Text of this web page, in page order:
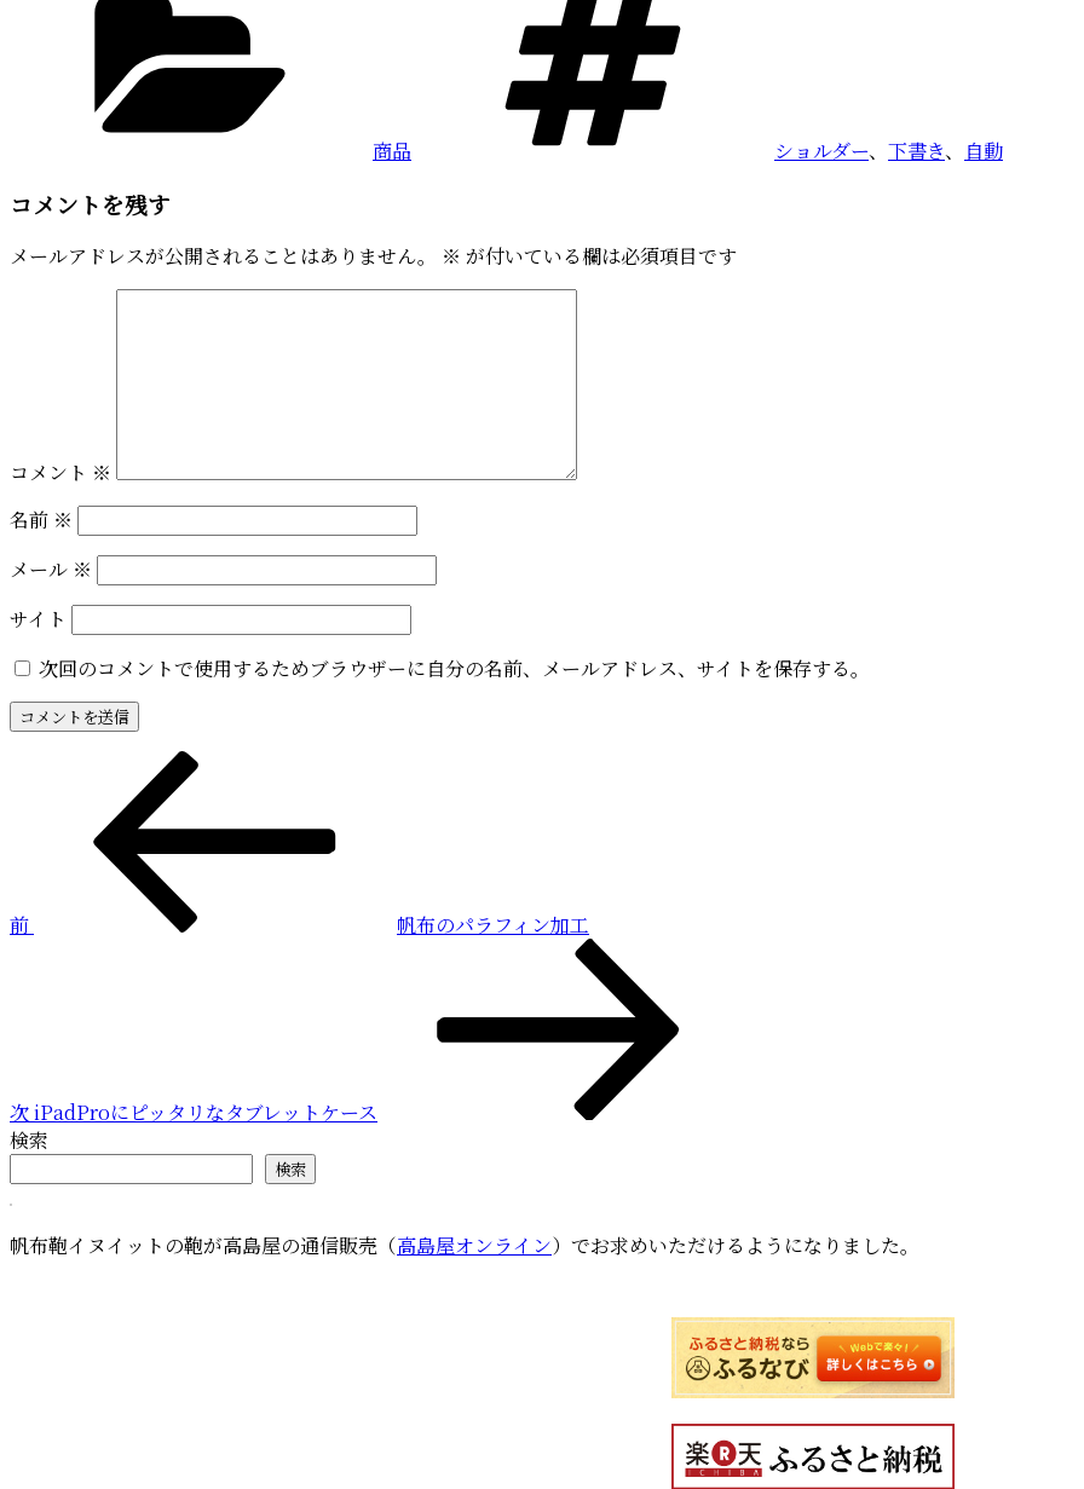
商品
ショルダー、 下書き、 自動
コメントを残す
メールアドレスが公開されることはありません。 ※ が付いている欄は必須項目です
コメント ※
名前 ※
メール ※
サイト
次回のコメントで使用するためブラウザーに自分の名前、メールアドレス、サイトを保存する。
ゲ
ン
前
帆布のパラフィン加工
次iPadProにピッタリなタブレットケース
検索
検索
帆布鞄イヌイットの鞄が高島屋の通信販売（高島屋オンライン）でお求めいただけるようになりました。